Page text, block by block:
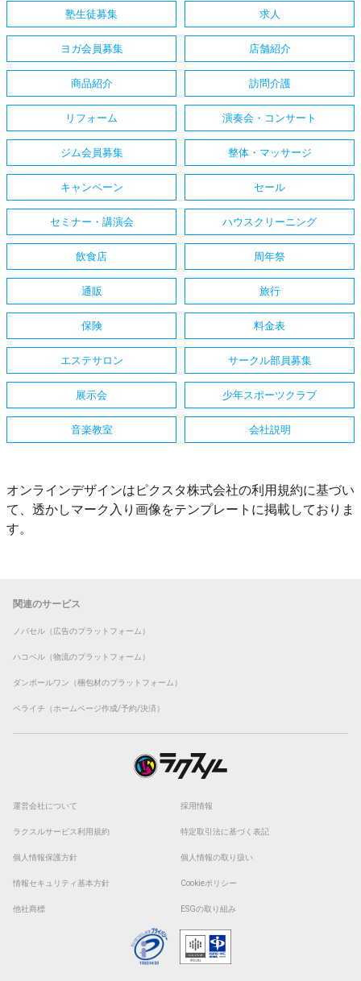
塾生徒募集 求人
ヨガ会員募集 店舗紹介
商品紹介 訪問介護
リフォーム 演奏会・コンサート
ジム会員募集 整体・マッサージ
キャンペーン セール
セミナー・講演会 ハウスクリーニング
飲食店 周年祭
通販 旅行
保険 料金表
エステサロン サークル部員募集
展示会 少年スポーツクラブ
音楽教室 会社説明
オンラインデザインはピクスタ株式会社の利用規約に基づい
て、透かしマーク入り画像をテンプレートに掲載しておりま
す。
関連のサービス
ノバセル（広告のプラットフォーム）
ハコベル（物流のプラットフォーム）
ダンボールワン（梱包材のプラットフォーム）
ペライチ（ホームページ作成/予約/決済）
運営会社について 採用情報
ラクスルサービス利用規約 特定取引法に基づく表記
個人情報保護方針 個人情報の取り扱い
情報セキュリティ基本方針 Cookieポリシー
他社商標 ESGの取り組み